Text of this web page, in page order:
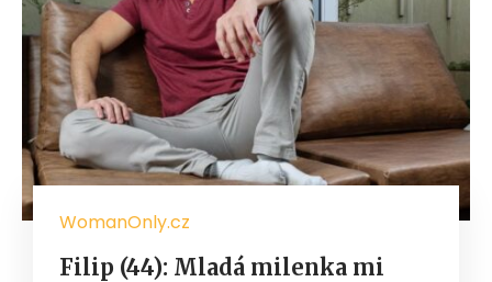
WomanOnly.cz
Filip (44): Mladá milenka mi